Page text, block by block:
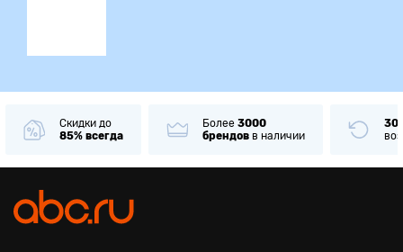
Скидки до
85% всегда
Более 3000
брендов в наличии
30